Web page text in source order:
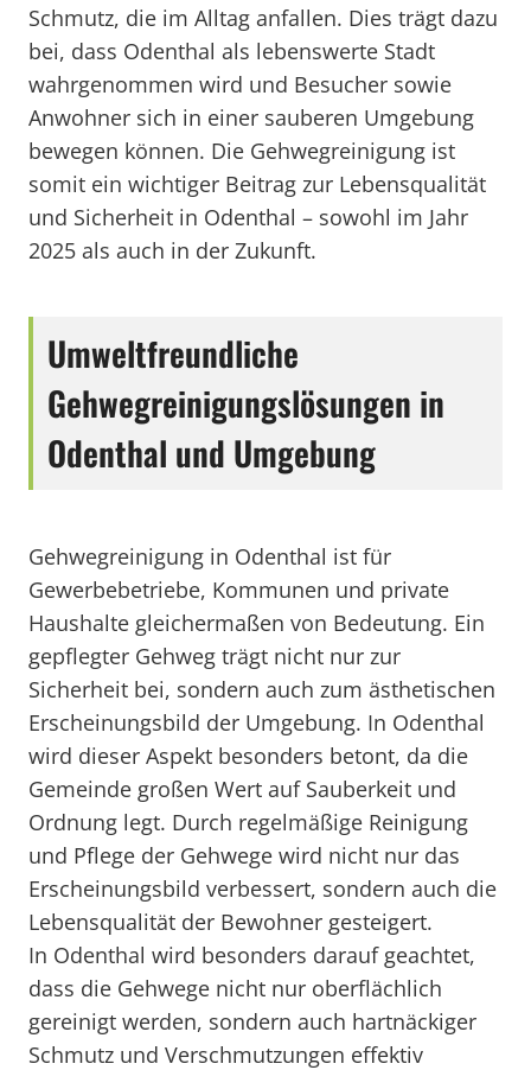
Schmutz, die im Alltag anfallen. Dies trägt dazu
bei, dass Odenthal als lebenswerte Stadt
wahrgenommen wird und Besucher sowie
Anwohner sich in einer sauberen Umgebung
bewegen können. Die Gehwegreinigung ist
somit ein wichtiger Beitrag zur Lebensqualität
und Sicherheit in Odenthal – sowohl im Jahr
2025 als auch in der Zukunft.
Umweltfreundliche
Gehwegreinigungslösungen in
Odenthal und Umgebung
Gehwegreinigung in Odenthal ist für
Gewerbebetriebe, Kommunen und private
Haushalte gleichermaßen von Bedeutung. Ein
gepflegter Gehweg trägt nicht nur zur
Sicherheit bei, sondern auch zum ästhetischen
Erscheinungsbild der Umgebung. In Odenthal
wird dieser Aspekt besonders betont, da die
Gemeinde großen Wert auf Sauberkeit und
Ordnung legt. Durch regelmäßige Reinigung
und Pflege der Gehwege wird nicht nur das
Erscheinungsbild verbessert, sondern auch die
Lebensqualität der Bewohner gesteigert.
In Odenthal wird besonders darauf geachtet,
dass die Gehwege nicht nur oberflächlich
gereinigt werden, sondern auch hartnäckiger
Schmutz und Verschmutzungen effektiv